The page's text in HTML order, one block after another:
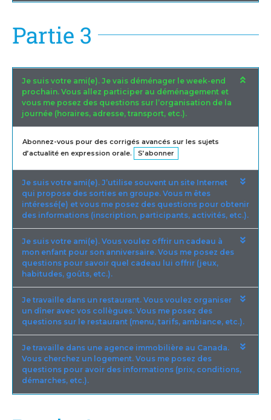
Partie 3
Je suis votre ami(e). Je vais déménager le week-end
prochain. Vous allez participer au déménagement et
vous me posez des questions sur l’organisation de la
journée (horaires, adresse, transport, etc.).
Abonnez-vous pour des corrigés avancés sur les sujets
d’actualité en expression orale.
S’abonner
Je suis votre ami(e). J’utilise souvent un site Internet
qui propose des sorties en groupe. Vous m êtes
intéressé(e) et vous me posez des questions pour obtenir
des informations (inscription, participants, activités, etc.).
Je suis votre ami(e). Vous voulez offrir un cadeau à
mon enfant pour son anniversaire. Vous me posez des
questions pour savoir quel cadeau lui offrir (jeux,
habitudes, goûts, etc.).
Je travaille dans un restaurant. Vous voulez organiser
un dîner avec vos collègues. Vous me posez des
questions sur le restaurant (menu, tarifs, ambiance, etc.).
Je travaille dans une agence immobilière au Canada.
Vous cherchez un logement. Vous me posez des
questions pour avoir des informations (prix, conditions,
démarches, etc.).